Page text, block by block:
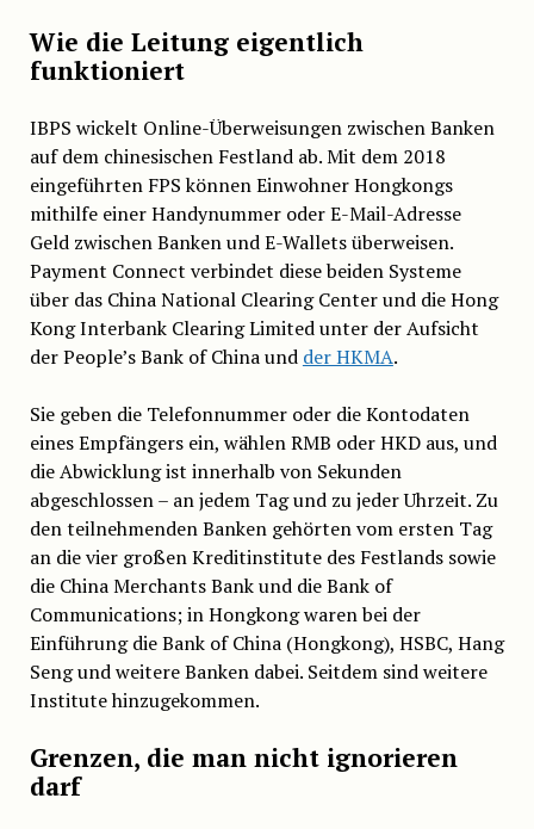
Wie die Leitung eigentlich
funktioniert
IBPS wickelt Online-Überweisungen zwischen Banken
auf dem chinesischen Festland ab. Mit dem 2018
eingeführten FPS können Einwohner Hongkongs
mithilfe einer Handynummer oder E-Mail-Adresse
Geld zwischen Banken und E-Wallets überweisen.
Payment Connect verbindet diese beiden Systeme
über das China National Clearing Center und die Hong
Kong Interbank Clearing Limited unter der Aufsicht
der People’s Bank of China und der HKMA.
Sie geben die Telefonnummer oder die Kontodaten
eines Empfängers ein, wählen RMB oder HKD aus, und
die Abwicklung ist innerhalb von Sekunden
abgeschlossen – an jedem Tag und zu jeder Uhrzeit. Zu
den teilnehmenden Banken gehörten vom ersten Tag
an die vier großen Kreditinstitute des Festlands sowie
die China Merchants Bank und die Bank of
Communications; in Hongkong waren bei der
Einführung die Bank of China (Hongkong), HSBC, Hang
Seng und weitere Banken dabei. Seitdem sind weitere
Institute hinzugekommen.
Grenzen, die man nicht ignorieren
darf